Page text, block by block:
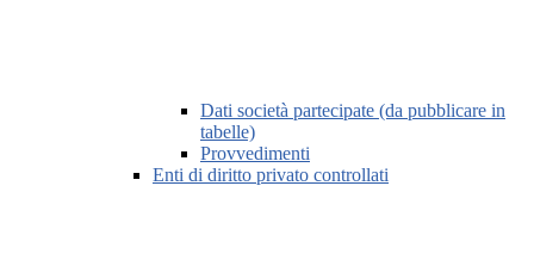
Dati società partecipate (da pubblicare in
tabelle)
Provvedimenti
Enti di diritto privato controllati